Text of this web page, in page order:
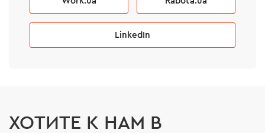
LinkedIn
ХОТИТЕ К НАМ В